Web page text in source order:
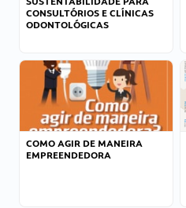
CONSULTÓRIOS E CLÍNICAS
ODONTOLÓGICAS
COMO AGIR DE MANEIRA
EMPREENDEDORA